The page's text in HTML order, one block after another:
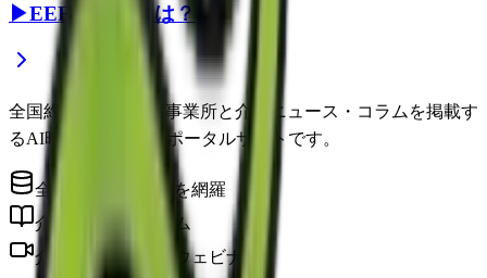
▶EEFUL DBとは？
全国約22万件の介護事業所と介護ニュース・コラムを掲載す
るAI時代の介護情報ポータルサイトです。
全国の介護事業所を網羅
介護に役立つコラム
介護のプロによるウェビナー